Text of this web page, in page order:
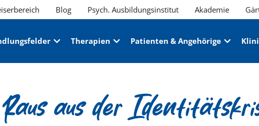
Blog Psych. Ausbildungsinstitut Akademie
Therapien Patienten & Angehörige
aus der